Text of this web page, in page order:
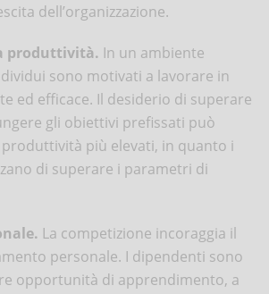
dell’organizzazione.
produttività. In un ambiente
sono motivati a lavorare in
ed efficace. Il desiderio di superare
gli obiettivi prefissati può
più elevati, in quanto i
di superare i parametri di
La competizione incoraggia il
personale. I dipendenti sono
opportunità di apprendimento, a